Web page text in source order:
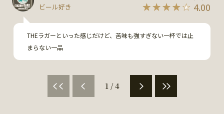
ビール好き 4.00
THEラガーといった感じだけど、苦味も強すぎない一杯では止
まらない一品
1 / 4